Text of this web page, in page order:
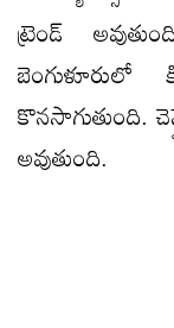
ట్రెండ్
కొనసాగుతుంది.
అవుతుంది.